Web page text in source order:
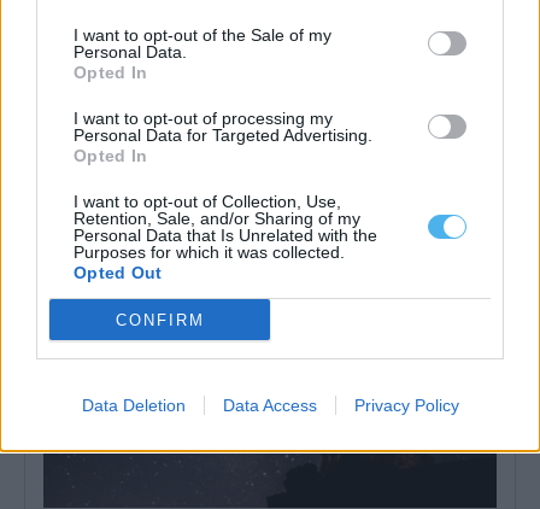
I want to opt-out of the Sale of my
Personal Data.
Opted In
I want to opt-out of processing my
Personal Data for Targeted Advertising.
Opted In
I want to opt-out of Collection, Use,
Retention, Sale, and/or Sharing of my
Personal Data that Is Unrelated with the
Purposes for which it was collected.
Opted Out
CONFIRM
Data Deletion Data Access Privacy Policy
A Câmara de Gavião vai receber cerca de 325 mil euros do
Programa Crescer...